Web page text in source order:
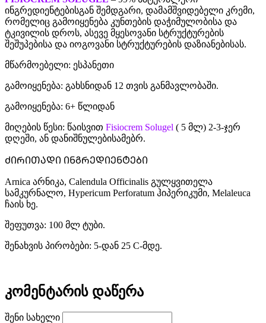
ინგრედიენტებისგან შემდგარი, დამამშვიდებელი კრემი,
რომელიც გამოიყენება კუნთების დაჭიმულობისა და
ტკივილის დროს, ასევე მყესოვანი სტრუქტურების
შეშუპებისა და იოგოვანი სტრუქტურების დაზიანებისას.
მწარმოებელი: ესპანეთი
გამოიყენება: გახსნიდან 12 თვის განმავლობაში.
გამოიყენება: 6+ წლიდან
მიღების წესი: წაისვით Fisiocrem Solugel ( 5 მლ) 2-3-ჯერ
დღეში, ან დანიშნულებისამებრ.
ᲫᲘᲠᲘᲗᲐᲓᲘ ᲘᲜᲒᲠᲔᲓᲘᲔᲜᲢᲔᲑᲘ
Arnica არნიკა, Calendula Officinalis გულყვითელა
სამკურნალო, Hypericum Perforatum ჰიპერიკუმი, Melaleuca
ჩაის ხე.
შეფუთვა: 100 მლ ტუბი.
შენახვის პირობები: 5-დან 25 C-მდე.
კომენტარის დაწერა
შენი სახელი